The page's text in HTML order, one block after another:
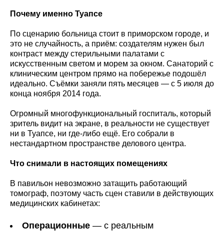
Почему именно Туапсе
По сценарию больница стоит в приморском городе, и
это не случайность, а приём: создателям нужен был
контраст между стерильными палатами с
искусственным светом и морем за окном. Санаторий с
клиническим центром прямо на побережье подошёл
идеально. Съёмки заняли пять месяцев — с 5 июля до
конца ноября 2014 года.
Огромный многофункциональный госпиталь, который
зритель видит на экране, в реальности не существует
ни в Туапсе, ни где-либо ещё. Его собрали в
нестандартном пространстве делового центра.
Что снимали в настоящих помещениях
В павильон невозможно затащить работающий
томограф, поэтому часть сцен ставили в действующих
медицинских кабинетах:
Операционные — с реальным